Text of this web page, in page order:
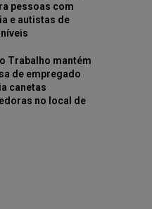
pessoas com
e autistas de
Trabalho mantém
de empregado
canetas
no local de